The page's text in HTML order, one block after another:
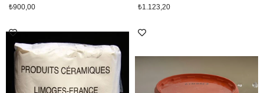
₺900,00
₺1.123,20